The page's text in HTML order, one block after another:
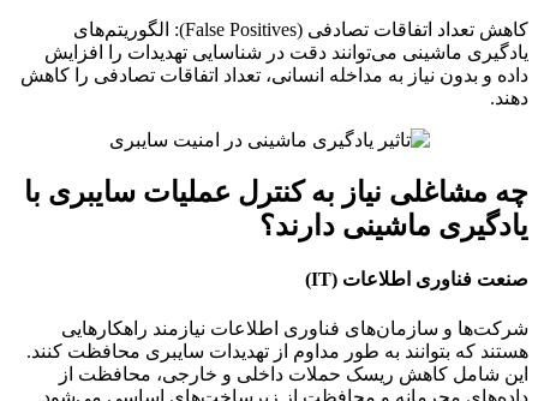
کاهش تعداد اتفاقات تصادفی (False Positives): الگوریتم‌های
یادگیری ماشینی می‌توانند دقت در شناسایی تهدیدات را افزایش
داده و بدون نیاز به مداخله انسانی، تعداد اتفاقات تصادفی را کاهش
دهند.
چه مشاغلی نیاز به کنترل عملیات سایبری با
یادگیری ماشینی دارند؟
صنعت فناوری اطلاعات (IT)
شرکت‌ها و سازمان‌های فناوری اطلاعات نیازمند راهکارهایی
هستند که بتوانند به طور مداوم از تهدیدات سایبری محافظت کنند.
این شامل کاهش ریسک حملات داخلی و خارجی، محافظت از
داده‌های محرمانه و محافظت از زیرساخت‌های اساسی می‌شود.